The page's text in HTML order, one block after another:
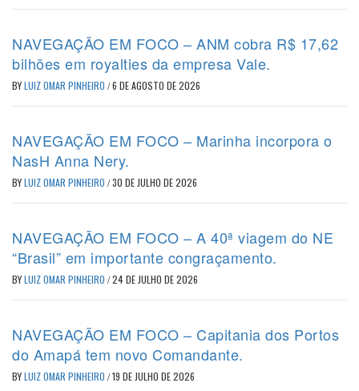
NAVEGAÇÃO EM FOCO – ANM cobra R$ 17,62
bilhões em royalties da empresa Vale.
BYLUIZ OMAR PINHEIRO /6 DE AGOSTO DE 2026
NAVEGAÇÃO EM FOCO – Marinha incorpora o
NasH Anna Nery.
BYLUIZ OMAR PINHEIRO /30 DE JULHO DE 2026
NAVEGAÇÃO EM FOCO – A 40ª viagem do NE
“Brasil” em importante congraçamento.
BYLUIZ OMAR PINHEIRO /24 DE JULHO DE 2026
NAVEGAÇÃO EM FOCO – Capitania dos Portos
do Amapá tem novo Comandante.
BYLUIZ OMAR PINHEIRO /19 DE JULHO DE 2026